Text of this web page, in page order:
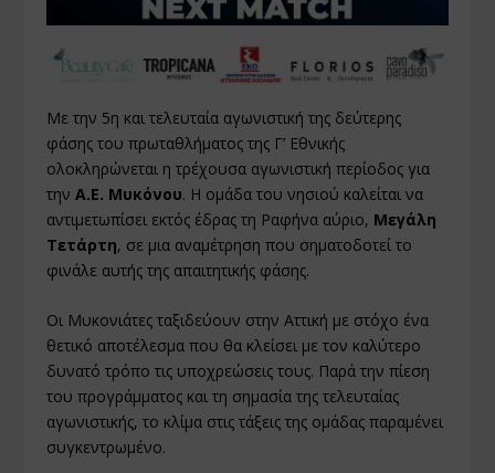
Με την 5η και τελευταία αγωνιστική της δεύτερης
φάσης του πρωταθλήματος της Γ’ Εθνικής
ολοκληρώνεται η τρέχουσα αγωνιστική περίοδος για
τηνΑ.Ε. Μυκόνου. Η ομάδα του νησιού καλείται να
αντιμετωπίσει εκτός έδρας τη Ραφήνα αύριο, Μεγάλη
Τετάρτη, σε μια αναμέτρηση που σηματοδοτεί το
φινάλε αυτής της απαιτητικής φάσης.
Οι Μυκονιάτες ταξιδεύουν στην Αττική με στόχο ένα
θετικό αποτέλεσμα που θα κλείσει με τον καλύτερο
δυνατό τρόπο τις υποχρεώσεις τους. Παρά την πίεση
του προγράμματος και τη σημασία της τελευταίας
αγωνιστικής, το κλίμα στις τάξεις της ομάδας παραμένει
συγκεντρωμένο.